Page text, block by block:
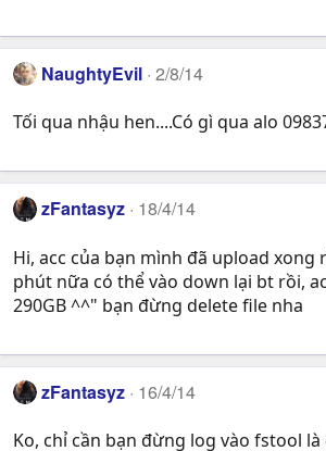
NaughtyEvil 2/8/14
Tối qua nhậu hen....Có gì qua alo
zFantasyz 18/4/14
Hi, acc của bạn mình đã upload xong
phút nữa có thể vào down lại bt rồi,
290GB ^^" bạn đừng delete file nha
zFantasyz 16/4/14
Ko, chỉ cần bạn đừng log vào fstool là